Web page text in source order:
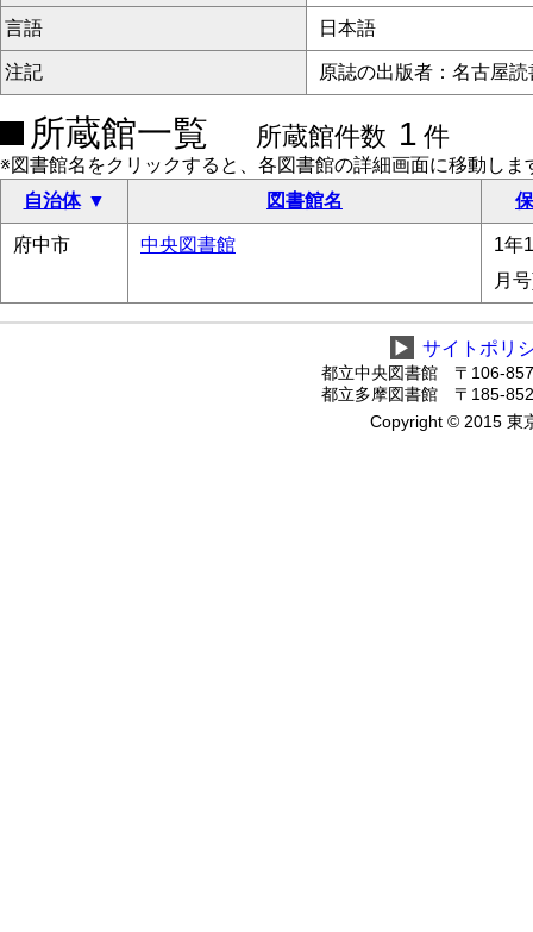
言語 日本語
注記 原誌の出版者：名古屋読
所蔵館一覧 所蔵館件数 1 件
※図書館名をクリックすると、各図書館の詳細画面に移動しま
自治体
図書館名
府中市 中央図書館
1年
月
▶ サイトポリ
都立中央図書館 〒106-
都立多摩図書館 〒185-
Copyright © 2015 東